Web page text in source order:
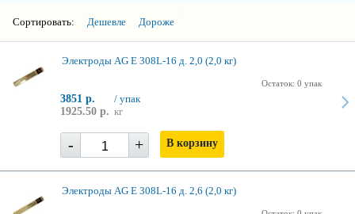
Сортировать: Дешевле Дороже
Электроды AG E 308L-16 д. 2,0 (2,0 кг)
Остаток: 0 упак
3851 р.
1925.50 р.
/ упак
кг
- + В корзину
Электроды AG E 308L-16 д. 2,6 (2,0 кг)